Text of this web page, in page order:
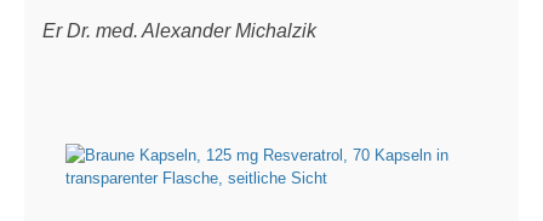
Er Dr. med. Alexander Michalzik